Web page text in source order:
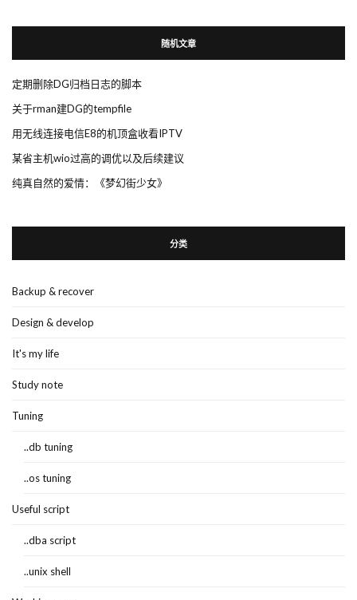
随机文章
定期删除DG归档日志的脚本
关于rman建DG的tempfile
用无线连接电信E8的机顶盒收看IPTV
某省主机wio过高的调优以及后续建议
纯真自然的爱情：《梦幻街少女》
分类
Backup & recover
Design & develop
It's my life
Study note
Tuning
..db tuning
..os tuning
Useful script
..dba script
..unix shell